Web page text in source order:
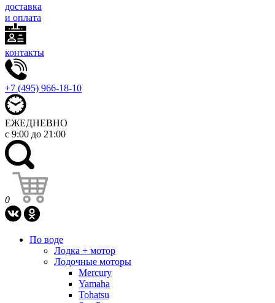
доставка
и оплата
контакты
+7 (495) 966-18-10
ЕЖЕДНЕВНО
с 9:00 до 21:00
0
По воде
Лодка + мотор
Лодочные моторы
Mercury
Yamaha
Tohatsu